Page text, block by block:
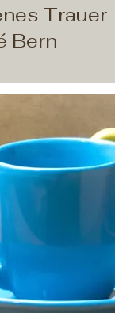
Trauer
Bern